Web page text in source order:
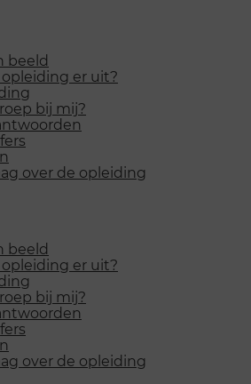
beeld
er uit?
bij mij?
over de opleiding
beeld
er uit?
bij mij?
over de opleiding